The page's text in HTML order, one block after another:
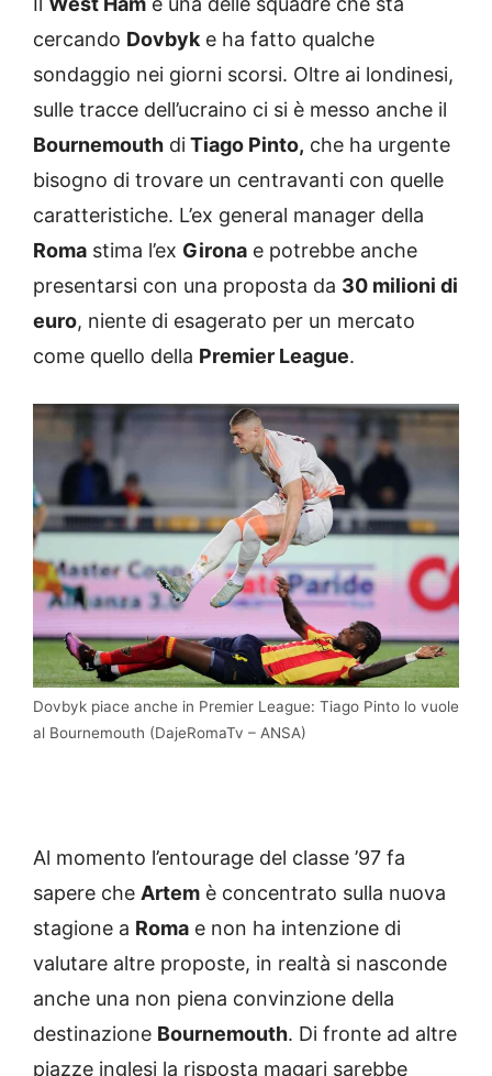
cercando Dovbyk e ha fatto qualche
sondaggio nei giorni scorsi. Oltre ai londinesi,
sulle tracce dell’ucraino ci si è messo anche il
Bournemouth diTiago Pinto, che ha urgente
bisogno di trovare un centravanti con quelle
caratteristiche. L’ex general manager della
Roma stima l’ex Girona e potrebbe anche
presentarsi con una proposta da 30 milioni di
euro, niente di esagerato per un mercato
come quello della Premier League.
Dovbyk piace anche in Premier League: Tiago Pinto lo vuole
al Bournemouth (DajeRomaTv – ANSA)
Al momento l’entourage del classe ’97 fa
sapere che Artem è concentrato sulla nuova
stagione a Roma e non ha intenzione di
valutare altre proposte, in realtà si nasconde
anche una non piena convinzione della
destinazione Bournemouth. Di fronte ad altre
piazze inglesi la risposta magari sarebbe